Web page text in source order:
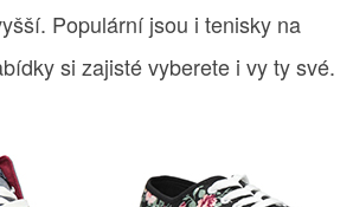
Populární jsou i tenisky na
si zajisté vyberete i vy ty své.